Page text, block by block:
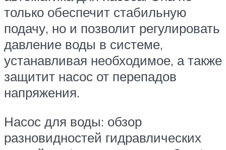
только обеспечит стабильную
подачу, но и позволит регулировать
давление воды в системе,
устанавливая необходимое, а также
защитит насос от перепадов
напряжения.
Насос для воды: обзор
разновидностей гидравлических